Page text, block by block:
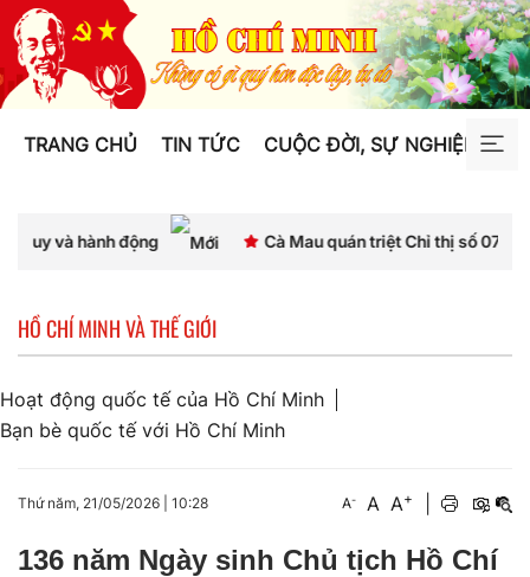
TRANG CHỦ TIN TỨC CUỘC ĐỜI, SỰ NGHIỆP TƯ
động Cà Mau quán triệt Chỉ thị số 07, thống nhất
HỒ CHÍ MINH VÀ THẾ GIỚI
Hoạt động quốc tế của Hồ Chí Minh
Bạn bè quốc tế với Hồ Chí Minh
Thứ năm, 21/05/2026 10:28 A- A A+
136 năm Ngày sinh Chủ tịch Hồ Chí